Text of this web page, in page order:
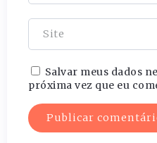
Salvar meus dados
próxima vez que eu